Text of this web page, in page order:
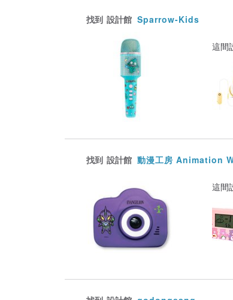
找到 設計館 Sparrow-Kids
這間
找到 設計館 動漫工房 Animation
這間